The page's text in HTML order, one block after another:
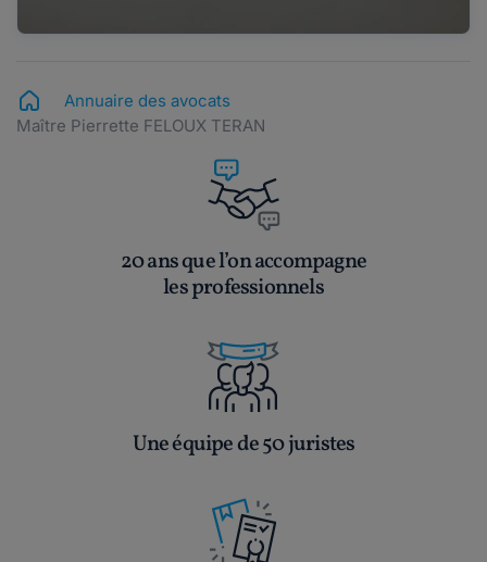
Annuaire des avocats
Maître Pierrette FELOUX TERAN
20 ans que l’on accompagne
les professionnels
Une équipe de 50 juristes